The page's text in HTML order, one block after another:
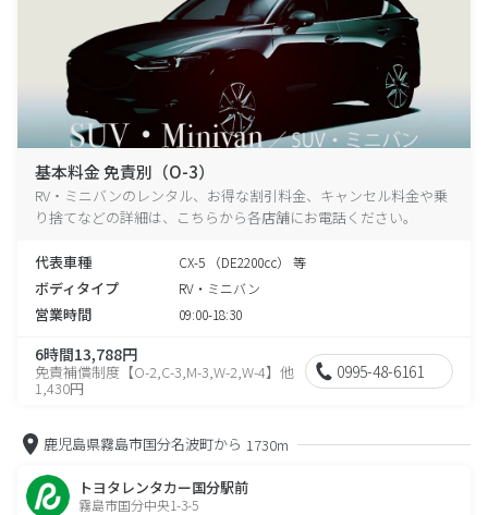
基本料金 免責別（O-3）
RV・ミニバンのレンタル、お得な割引料金、キャンセル料金や乗
り捨てなどの詳細は、こちらから各店舗にお電話ください。
代表車種 CX-5 （DE2200cc） 等
ボディタイプ RV・ミニバン
営業時間 09:00-18:30
6時間13,788円
免責補償制度【O-2,C-3,M-3,W-2,W-4】他
1,430円
0995-48-6161
鹿児島県霧島市国分名波町から 1730m
トヨタレンタカー国分駅前
霧島市国分中央1-3-5